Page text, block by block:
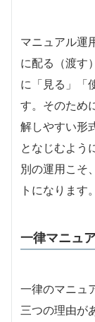
マニュアル運
に配る（渡す
に「見る」「
す。そのため
解しやすい形
となじむよう
別の運用こそ
トになります。
一律マニュ
一律のマニュ
三つの理由が